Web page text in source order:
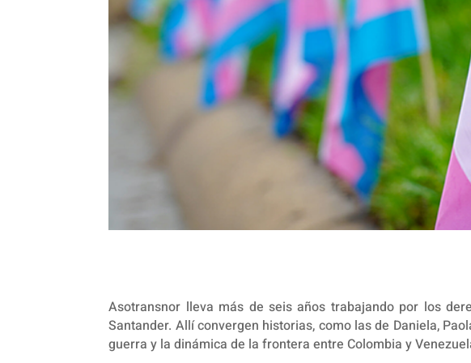
Asotransnor lleva más de seis años trabajando por los
Santander. Allí convergen historias, como las de Daniela,
guerra y la dinámica de la frontera entre Colombia y